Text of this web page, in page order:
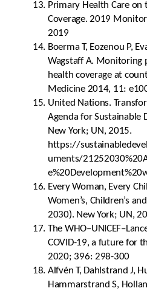
Primary Health Care on
Coverage. 2019
2019
Boerma T, Eozenou P,
Wagstaff A. Monitoring
health coverage at
Medicine 2014, 11:
United Nations.
Agenda for Sustainable
New York; UN, 2015.
https://
uments/
Every Woman, Every
Women’s, Children’s
2030). New York; UN,
The
COVID-19, a future for
2020; 396: 298-300
Alfvén T, Dahlstrand J,
Hammarstrand S,